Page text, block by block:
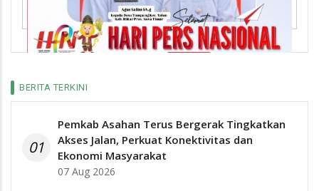
BERITA TERKINI
01
Pemkab Asahan Terus Bergerak Tingkatkan
Akses Jalan, Perkuat Konektivitas dan
Ekonomi Masyarakat
07 Aug 2026